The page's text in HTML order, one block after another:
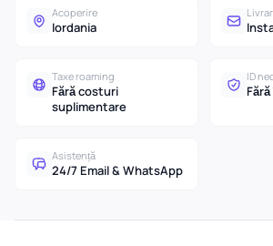
Acoperire
Iordania
Taxe roaming
Fără costuri
suplimentare
ID
Asistență
24/7 Email & WhatsApp